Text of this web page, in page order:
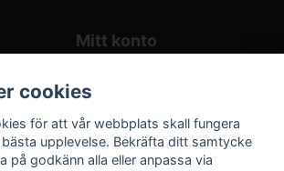
Mitt konto
Registrera dig
Våra räkneverktyg
cookies
för att vår webbplats skall fungera
upplevelse. Bekräfta ditt samtycke
på godkänn alla eller anpassa via